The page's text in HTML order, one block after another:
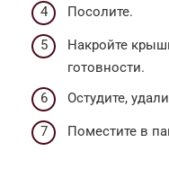
Посолите.
Накройте
готовности.
Остудите,
Поместите в